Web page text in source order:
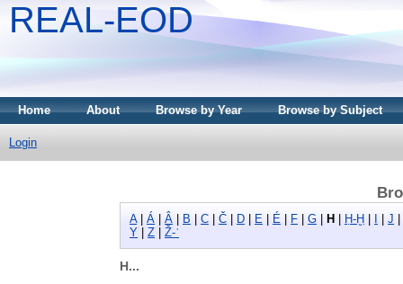
REAL-EOD
Home About Browse by Year Browse by Subject
Login
A| Á Â B C Č D E É F G H Ḥ-Ḫ J
Y
Z Ž-ʾ
H...